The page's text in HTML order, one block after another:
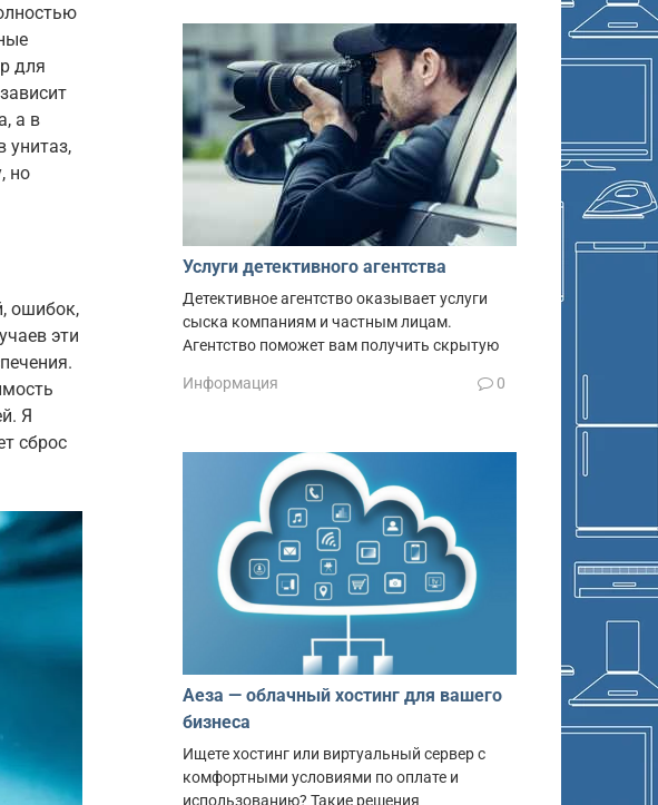
для
а в
унитаз,
но
ошибок,
эти
Я
сброс
Услуги детективного агентства
Детективное агентство оказывает услуги
сыска компаниям и частным лицам.
Агентство поможет вам получить скрытую
Информация 0
Аеза — облачный хостинг для вашего
бизнеса
Ищете хостинг или виртуальный сервер с
комфортными условиями по оплате и
использованию? Такие решения